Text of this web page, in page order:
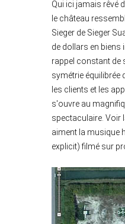
Qui ici jamais rêvé
le château
Sieger de Sieger
de dollars en biens
rappel constant de
symétrie équilibrée
les clients et les
s'ouvre au
spectaculaire. Voir
aiment la musique
explicit) filmé sur